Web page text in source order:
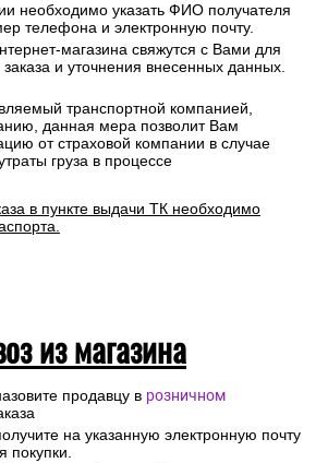
необходимо указать ФИО получателя
телефона и электронную почту.
магазина свяжутся с Вами для
и уточнения внесенных данных.
транспортной компанией,
данная мера позволит Вам
от страховой компании в случае
груза в процессе
в пункте выдачи ТК необходимо
из магазина
продавцу в розничном
на указанную электронную почту
покупки.